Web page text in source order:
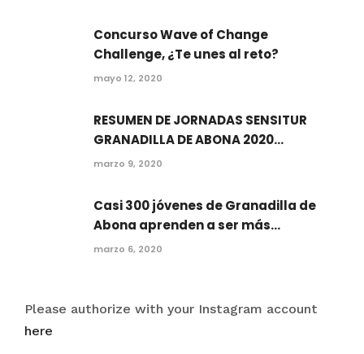
Concurso Wave of Change
Challenge, ¿Te unes al reto?
mayo 12, 2020
RESUMEN DE JORNADAS SENSITUR
GRANADILLA DE ABONA 2020...
marzo 9, 2020
Casi 300 jóvenes de Granadilla de
Abona aprenden a ser más...
marzo 6, 2020
Please authorize with your Instagram account
here